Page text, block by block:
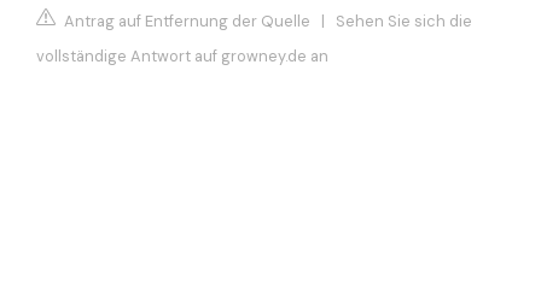
Antrag auf Entfernung der Quelle | Sehen Sie sich die
vollständige Antwort auf growney.de an